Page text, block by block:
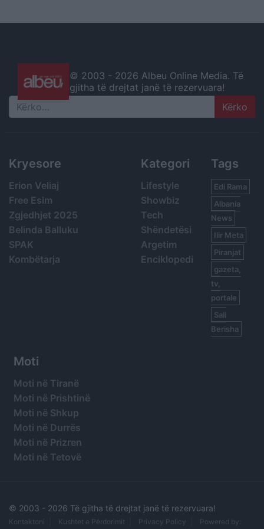
© 2003 - 2026 Albeu Online Media. Të
gjitha të drejtat janë të rezervuara!
Search
Kryesore
Erion Veliaj
Free Esim
Zgjedhjet 2025
Belinda Balluku
SPAK
Kombëtarja
Kategori
Lifestyle
Showbiz
Tech
Shëndetësi
Argetim
Enciklopedi
Tags
Edi Rama
Albania
News
Ilir Meta
Piranjat
gazeta,
tv,
portale
Sali
Berisha
Moti
Moti në Tiranë
Moti në Prishtinë
Moti në Shkup
Moti në Durrës
Moti në Prizren
Moti në Tetovë
© 2003 - 2026 Të gjitha të drejtat janë të rezervuara!
Kontaktoni Kushtet e Përdorimit Privacy Policy Powered by: